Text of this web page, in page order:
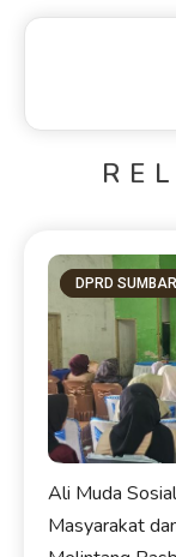
DPRD SUMBAR
Ali Muda
Masyarakat